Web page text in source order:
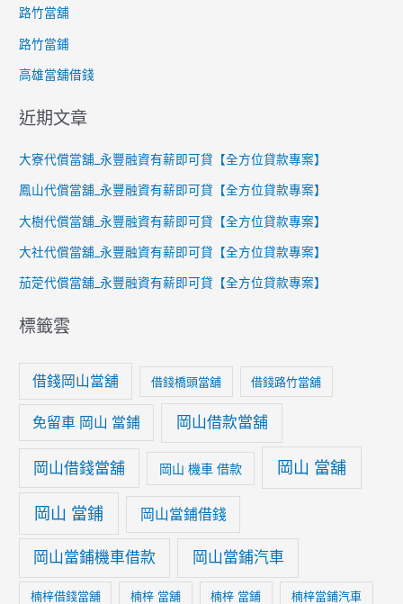
路竹當舖
路竹當鋪
高雄當舖借錢
近期文章
大寮代償當舖_永豐融資有薪即可貸【全方位貸款專案】
鳳山代償當舖_永豐融資有薪即可貸【全方位貸款專案】
大樹代償當舖_永豐融資有薪即可貸【全方位貸款專案】
大社代償當舖_永豐融資有薪即可貸【全方位貸款專案】
茄萣代償當舖_永豐融資有薪即可貸【全方位貸款專案】
標籤雲
借錢岡山當舖 借錢橋頭當舖 借錢路竹當舖
免留車 岡山 當鋪 岡山借款當舖
岡山借錢當舖 岡山 機車 借款 岡山 當舖
岡山 當鋪 岡山當鋪借錢
岡山當鋪機車借款 岡山當鋪汽車
楠梓借錢當舖 楠梓 當舖 楠梓 當鋪 楠梓當鋪汽車